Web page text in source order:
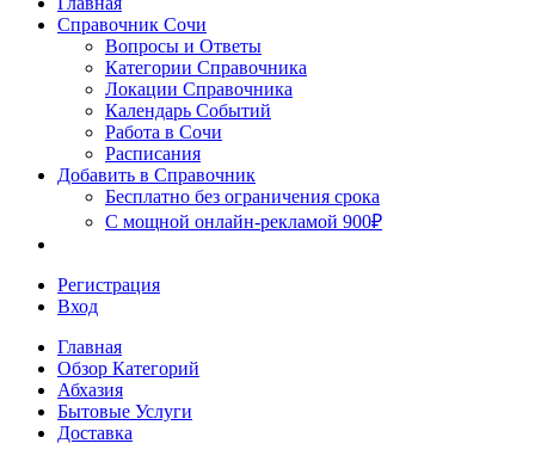
Сочи
Справочник Сочи
Вопросы и Ответы
Категории Справочника
Локации Справочника
Календарь Событий
Работа в Сочи
Расписания
Добавить в Справочник
Бесплатно без ограничения срока
С мощной онлайн-рекламой 900₽
Регистрация
Вход
Главная
Обзор Категорий
Абхазия
Бытовые Услуги
Доставка